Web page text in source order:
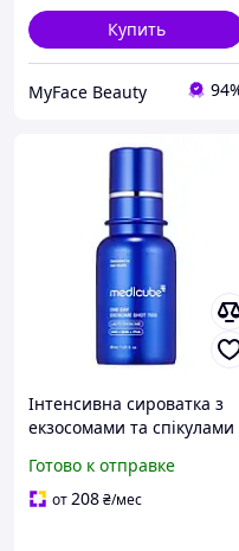
Купить
MyFace Beauty
Інтенсивна сироватка з
екзосомами та спікулами
Medicube One Day
Exosome Shot Pore
Готово к отправке
от208₴/мес